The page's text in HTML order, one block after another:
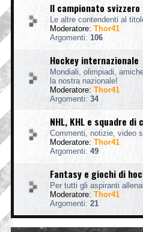
Il campionato svizzero
Le altre contendenti al
Moderatore: Thor41
Argomenti: 106
Hockey internazionale
Mondiali, olimpiadi,
la nostra nazionale!
Moderatore: Thor41
Argomenti: 34
NHL, KHL e squadre di
Commenti, notizie, video
Moderatore: Thor41
Argomenti: 49
Fantasy e giochi di
Per tutti gli aspiranti
Moderatore: Thor41
Argomenti: 21